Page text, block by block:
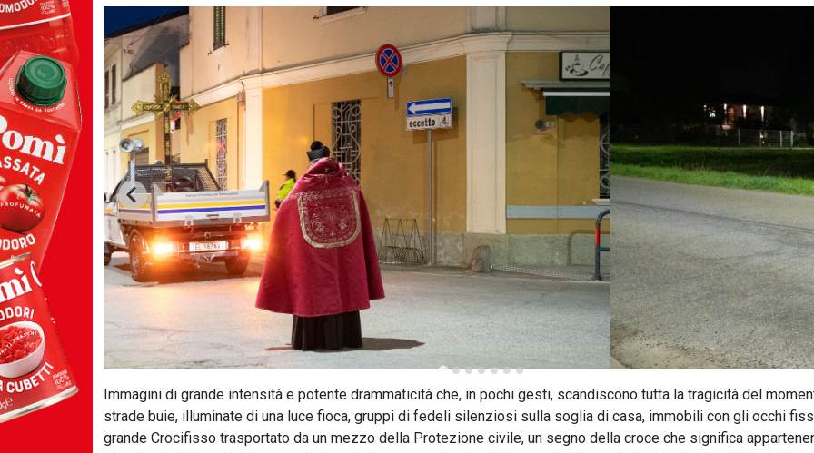
Immagini di grande intensità e potente drammaticità che, in pochi gesti, scandiscono tutta la tragicità del
strade buie, illuminate di una luce fioca, gruppi di fedeli silenziosi sulla soglia di casa, immobili con gli occhi
grande Crocifisso trasportato da un mezzo della Protezione civile, un segno della croce che significa